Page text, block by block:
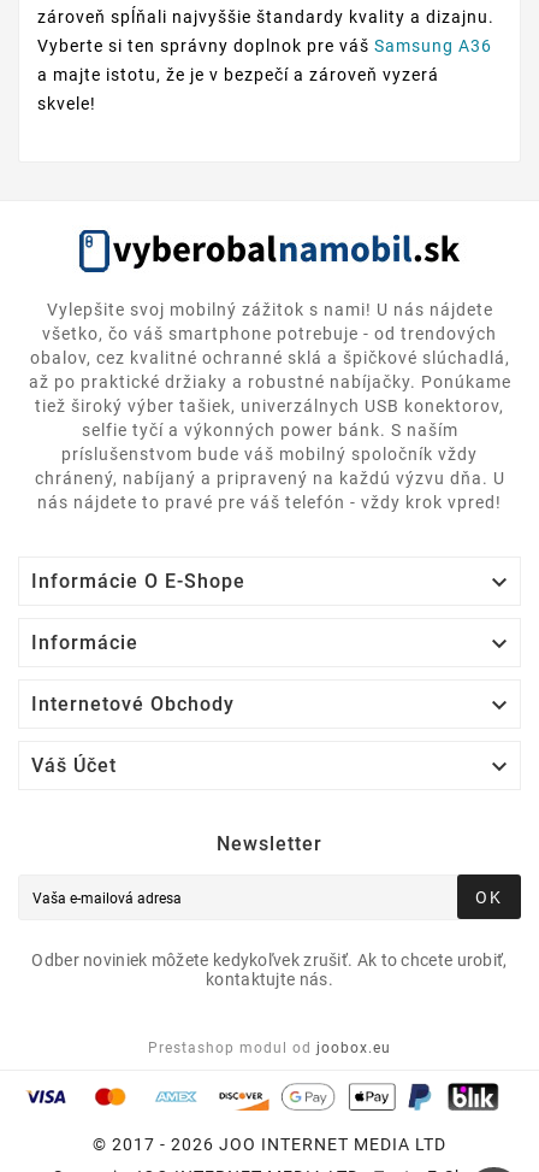
zároveň spĺňali najvyššie štandardy kvality a dizajnu.
Vyberte si ten správny doplnok pre váš Samsung A36
a majte istotu, že je v bezpečí a zároveň vyzerá
skvele!
Vylepšite svoj mobilný zážitok s nami! U nás nájdete
všetko, čo váš smartphone potrebuje - od trendových
obalov, cez kvalitné ochranné sklá a špičkové slúchadlá,
až po praktické držiaky a robustné nabíjačky. Ponúkame
tiež široký výber tašiek, univerzálnych USB konektorov,
selfie tyčí a výkonných power bánk. S naším
príslušenstvom bude váš mobilný spoločník vždy
chránený, nabíjaný a pripravený na každú výzvu dňa. U
nás nájdete to pravé pre váš telefón - vždy krok vpred!
Informácie O E-Shope 
Informácie 
Internetové Obchody 
Váš Účet 
Newsletter
OK
Odber noviniek môžete kedykoľvek zrušiť. Ak to chcete urobiť,
kontaktujte nás.
Prestashop modul od joobox.eu
© 2017 - 2026 JOO INTERNET MEDIA LTD